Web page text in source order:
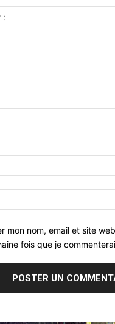
mon nom, email et site
fois que je